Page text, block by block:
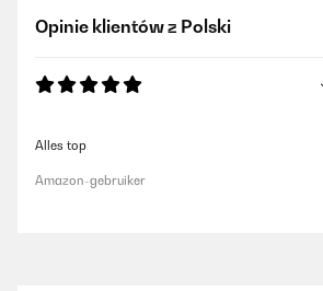
Opinie klientów z Polski
Alles top
Amazon-gebruiker